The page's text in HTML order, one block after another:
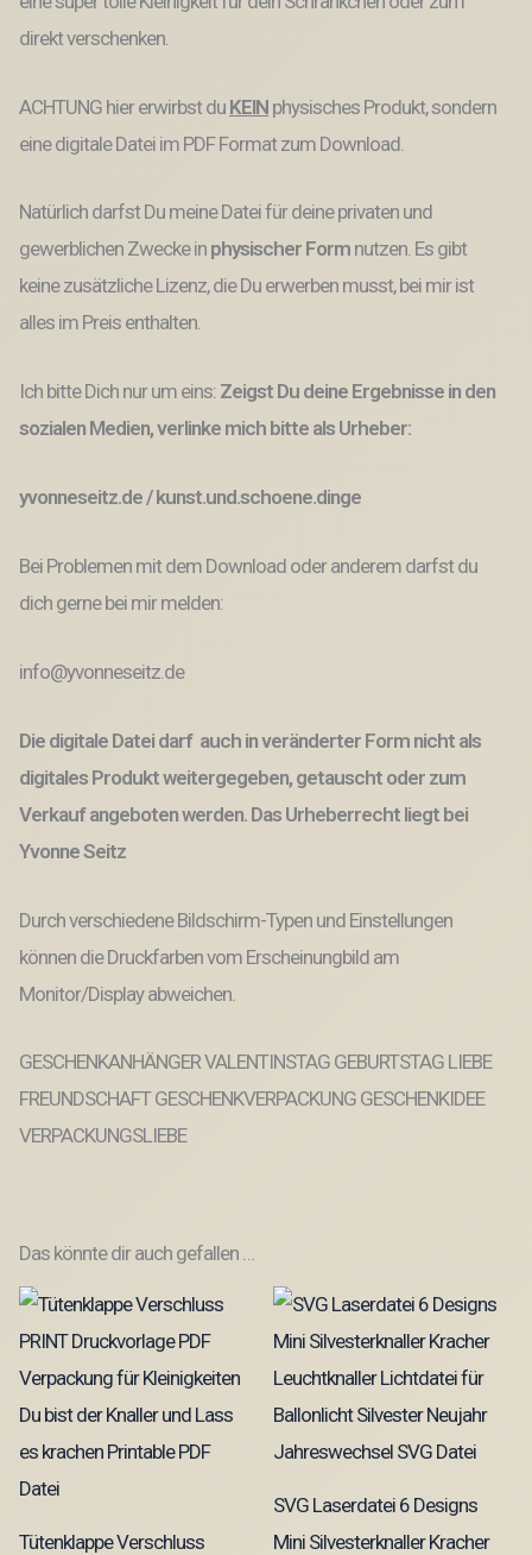
direkt verschenken.
ACHTUNG hier erwirbst du KEIN physisches Produkt, sondern
eine digitale Datei im PDF Format zum Download.
Natürlich darfst Du meine Datei für deine privaten und
gewerblichen Zweckein physischer Form nutzen. Es gibt
keinezusätzliche Lizenz, die Du erwerben musst,bei mir ist
alles im Preis enthalten.
Ich bitte Dich nur um eins: Zeigst Du deine Ergebnisse in den
sozialen Medien, verlinke mich bitte als Urheber:
yvonneseitz.de / kunst.und.schoene.dinge
Bei Problemen mit dem Download oder anderem darfst du
dich gerne bei mir melden:
info@yvonneseitz.de
Die digitale Datei darf auch in veränderter Form nicht als
digitales Produkt weitergegeben, getauscht oder zum
Verkauf angeboten werden. Das Urheberrecht liegt bei
Yvonne Seitz
Durch verschiedene Bildschirm-Typen und Einstellungen
können die Druckfarben vom Erscheinungbild am
Monitor/Display abweichen.
GESCHENKANHÄNGER VALENTINSTAG GEBURTSTAG LIEBE
FREUNDSCHAFT GESCHENKVERPACKUNG GESCHENKIDEE
VERPACKUNGSLIEBE
Das könnte dir auch gefallen …
Tütenklappe Verschluss
SVG Laserdatei 6 Designs
Mini Silvesterknaller Kracher